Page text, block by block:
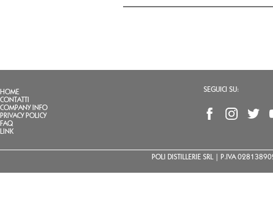
HOME
CONTATTI
COMPANY INFO
PRIVACY POLICY
FAQ
LINK
SEGUICI SU:
POLI DISTILLERIE SRL | P.IVA